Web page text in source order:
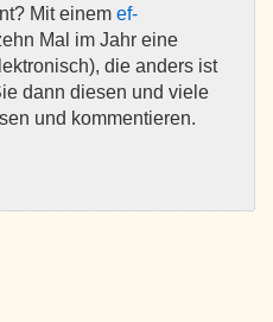
Mit einem ef-
Mal im Jahr eine
die anders ist
dann diesen und viele
und kommentieren.